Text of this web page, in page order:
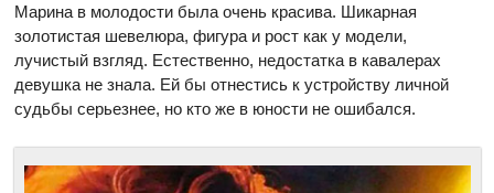
Марина в молодости была очень красива. Шикарная
золотистая шевелюра, фигура и рост как у модели,
лучистый взгляд. Естественно, недостатка в кавалерах
девушка не знала. Ей бы отнестись к устройству личной
судьбы серьезнее, но кто же в юности не ошибался.